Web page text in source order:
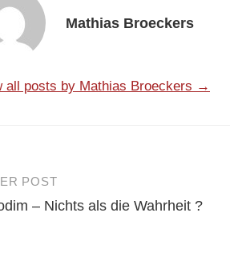
Mathias Broeckers
all posts by Mathias Broeckers →
POST
– Nichts als die Wahrheit ?